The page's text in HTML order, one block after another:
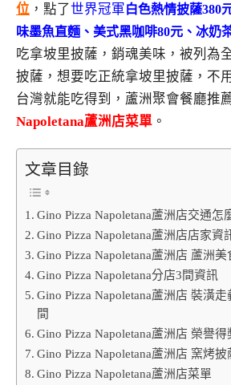
位 ，點了世界冠軍白色熱情披薩380
味墨魚直麵、美式黑咖啡80元、冰奶
吃拿坡里披薩，銷魂美味，被列為
披薩，想要吃正統拿坡里披薩，不
台灣就能吃得到，蘆洲聚會餐廳推
Napoletana蘆洲店菜單 。
文章目錄
Gino Pizza Napoletana蘆洲店交通怎
Gino Pizza Napoletana蘆洲店店家資
Gino Pizza Napoletana蘆洲店 蘆洲
Gino Pizza Napoletana分店3間資訊
Gino Pizza Napoletana蘆洲店 裝潢
間
Gino Pizza Napoletana蘆洲店 榮譽得
Gino Pizza Napoletana蘆洲店 窯烤披
Gino Pizza Napoletana蘆洲店菜單